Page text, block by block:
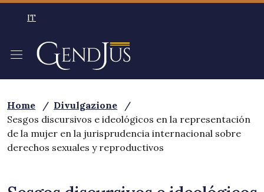
Salta al contenuto principale
SELEZIONE LINGUA: LINGUA SELEZIONATA ITALIAN
IT
Home / Divulgazione
/
Sesgos discursivos e ideológicos en la representación
de la mujer en la jurisprudencia internacional sobre
derechos sexuales y reproductivos